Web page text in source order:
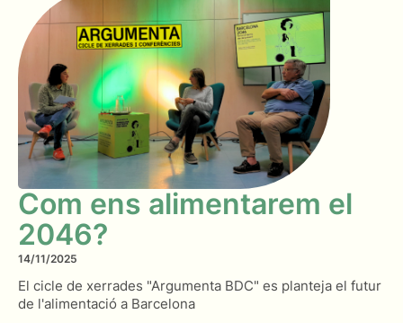
Com ens alimentarem el
2046?
14/11/2025
El cicle de xerrades "Argumenta BDC" es planteja el futur
de l'alimentació a Barcelona